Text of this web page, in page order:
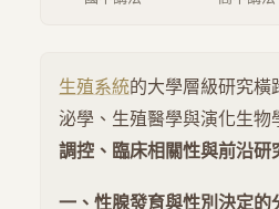
生殖系統的大學層級研究橫
泌學、生殖醫學與演化生物
調控、臨床相關性與前沿研
一、性腺發育與性別決定的